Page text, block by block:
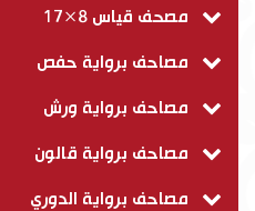
مصحف قياس 8×17
مصاحف برواية حفص
مصاحف برواية ورش
مصاحف برواية قالون
مصاحف برواية الدوري